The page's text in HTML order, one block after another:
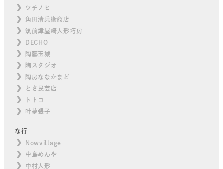
ツチノヒ
角田清兵衛商店
筑前津屋崎人形巧房
DECHO
陶藝玉城
陶スタジオ
陶房ななかまど
とさ民芸店
トトコ
叶夢張子
な行
Nowvillage
中島めんや
中村人形